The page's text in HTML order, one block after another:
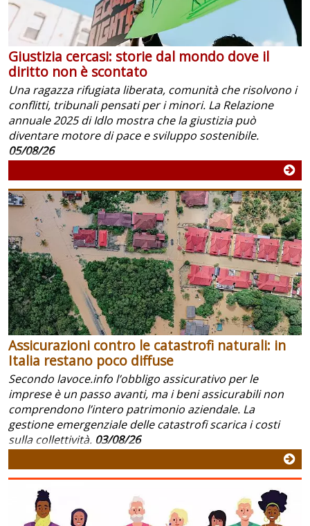
Giustizia cercasi: storie dal mondo dove il
diritto non è scontato
Una ragazza rifugiata liberata, comunità che risolvono i
conflitti, tribunali pensati per i minori. La Relazione
annuale 2025 di Idlo mostra che la giustizia può
diventare motore di pace e sviluppo sostenibile.
05/08/26
Assicurazioni contro le catastrofi naturali: in
Italia restano poco diffuse
Secondo lavoce.info l’obbligo assicurativo per le
imprese è un passo avanti, ma i beni assicurabili non
comprendono l’intero patrimonio aziendale. La
gestione emergenziale delle catastrofi scarica i costi
sulla collettività. 03/08/26